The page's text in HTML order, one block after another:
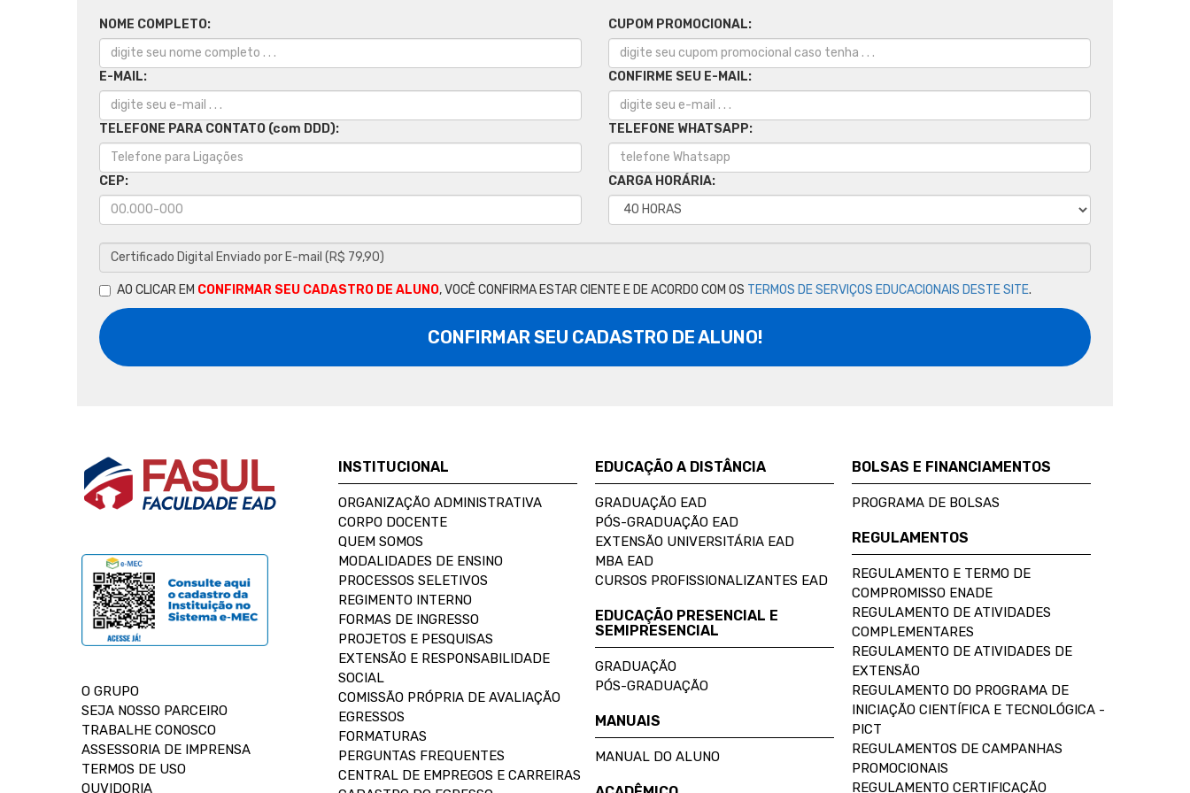
NOME COMPLETO: CUPOM PROMOCIONAL:
E-MAIL: CONFIRME SEU E-MAIL:
TELEFONE PARA CONTATO (com DDD): TELEFONE WHATSAPP:
CEP: CARGA HORÁRIA:
AO CLICAR EM CONFIRMAR SEU CADASTRO DE ALUNO, VOCÊ CONFIRMA ESTAR CIENTE E DE ACORDO COM OS TERMOS DE SERVIÇOS EDUCACIONAIS DESTE SITE.
CONFIRMAR SEU CADASTRO DE ALUNO!
O GRUPO
SEJA NOSSO PARCEIRO
TRABALHE CONOSCO
ASSESSORIA DE IMPRENSA
TERMOS DE USO
OUVIDORIA
INSTITUCIONAL
ORGANIZAÇÃO ADMINISTRATIVA
CORPO DOCENTE
QUEM SOMOS
MODALIDADES DE ENSINO
PROCESSOS SELETIVOS
REGIMENTO INTERNO
FORMAS DE INGRESSO
PROJETOS E PESQUISAS
EXTENSÃO E RESPONSABILIDADE
SOCIAL
COMISSÃO PRÓPRIA DE AVALIAÇÃO
EGRESSOS
FORMATURAS
PERGUNTAS FREQUENTES
CENTRAL DE EMPREGOS E CARREIRAS
EDUCAÇÃO A DISTÂNCIA
GRADUAÇÃO EAD
PÓS-GRADUAÇÃO EAD
EXTENSÃO UNIVERSITÁRIA EAD
MBA EAD
CURSOS PROFISSIONALIZANTES EAD
EDUCAÇÃO PRESENCIAL E
SEMIPRESENCIAL
GRADUAÇÃO
PÓS-GRADUAÇÃO
MANUAIS
MANUAL DO ALUNO
BOLSAS E FINANCIAMENTOS
PROGRAMA DE BOLSAS
REGULAMENTOS
REGULAMENTO E TERMO DE
COMPROMISSO ENADE
REGULAMENTO DE ATIVIDADES
COMPLEMENTARES
REGULAMENTO DE ATIVIDADES DE
EXTENSÃO
REGULAMENTO DO PROGRAMA DE
INICIAÇÃO CIENTÍFICA E TECNOLÓGICA -
PICT
REGULAMENTOS DE CAMPANHAS
PROMOCIONAIS
REGULAMENTO CERTIFICAÇÃO